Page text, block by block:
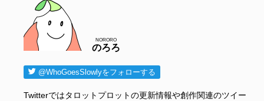
のろろ
NORORO
@WhoGoesSlowlyをフォローする
Twitterではタロットプロットの更新情報や創作関連のツイー